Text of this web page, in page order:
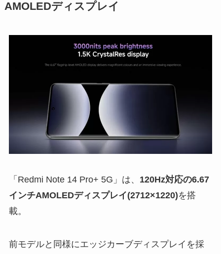
AMOLEDディスプレイ
「Redmi Note 14 Pro+ 5G」は、 120Hz対応の6.67
インチAMOLEDディスプレイ(2712×1220)を搭
載。
前モデルと同様にエッジカーブディスプレイを採